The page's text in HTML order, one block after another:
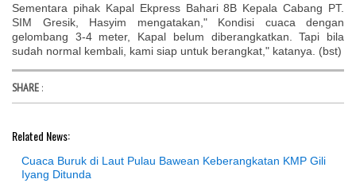
Sementara pihak Kapal Ekpress Bahari 8B Kepala Cabang PT.
SIM Gresik, Hasyim mengatakan," Kondisi cuaca dengan
gelombang 3-4 meter, Kapal belum diberangkatkan. Tapi bila
sudah normal kembali, kami siap untuk berangkat," katanya. (bst)
SHARE :
Related News:
Cuaca Buruk di Laut Pulau Bawean Keberangkatan KMP Gili
Iyang Ditunda